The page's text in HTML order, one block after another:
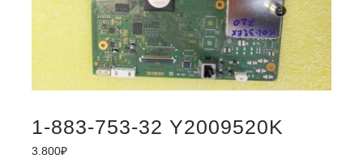
1-883-753-32 Y2009520K
3,800₽